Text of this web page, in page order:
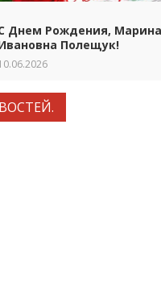
Днем Рождения, Марина
Полещук!